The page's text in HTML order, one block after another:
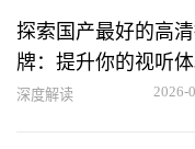
探索国产最好的高
牌：提升你的视听
深度解读 2026-